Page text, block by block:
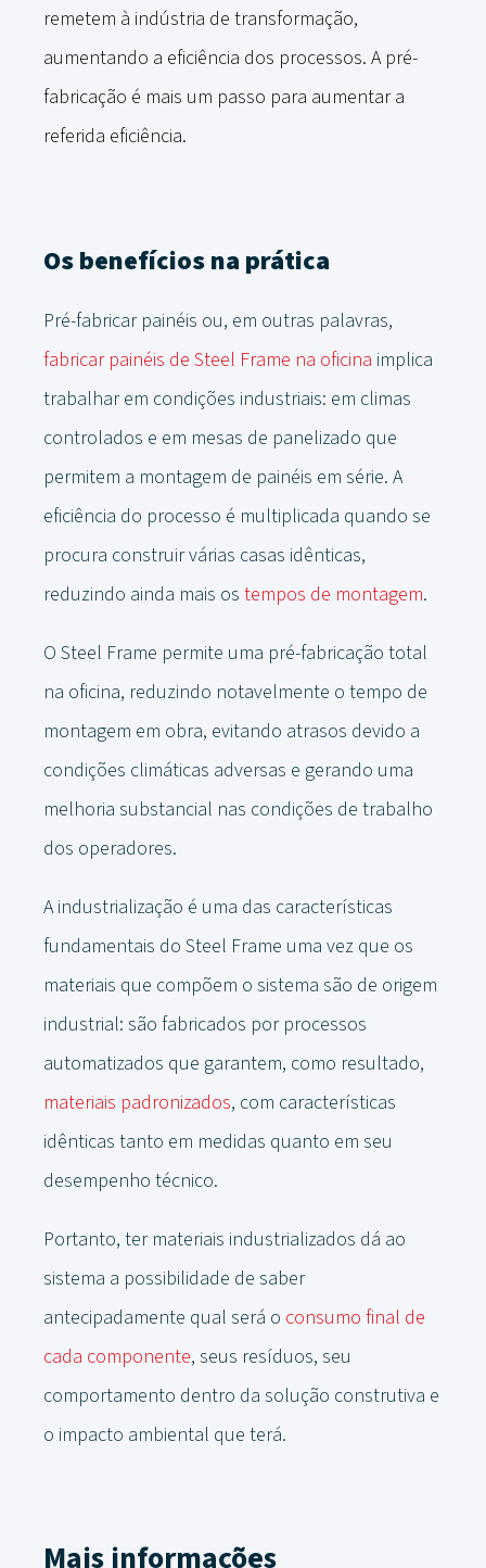
remetem à indústria de transformação,
aumentando a eficiência dos processos. A pré-
fabricação é mais um passo para aumentar a
referida eficiência.
Os benefícios na prática
Pré-fabricar painéis ou, em outras palavras,
fabricar painéis de Steel Frame na oficina implica
trabalhar em condições industriais: em climas
controlados e em mesas de panelizado que
permitem a montagem de painéis em série. A
eficiência do processo é multiplicada quando se
procura construir várias casas idênticas,
reduzindo ainda mais os tempos de montagem.
O Steel Frame permite uma pré-fabricação total
na oficina, reduzindo notavelmente o tempo de
montagem em obra, evitando atrasos devido a
condições climáticas adversas e gerando uma
melhoria substancial nas condições de trabalho
dos operadores.
A industrialização é uma das características
fundamentais do Steel Frame uma vez que os
materiais que compõem o sistema são de origem
industrial: são fabricados por processos
automatizados que garantem, como resultado,
materiais padronizados, com características
idênticas tanto em medidas quanto em seu
desempenho técnico.
Portanto, ter materiais industrializados dá ao
sistema a possibilidade de saber
antecipadamente qual será o consumo final de
cada componente, seus resíduos, seu
comportamento dentro da solução construtiva e
o impacto ambiental que terá.
Mais informações